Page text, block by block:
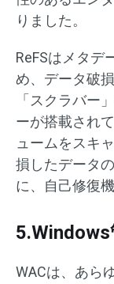
りました。
ReFSはメタデ
め、データ破
「スクラバー
ーが搭載され
ュームをスキ
損したデータ
に、自己修復
WACは、あら